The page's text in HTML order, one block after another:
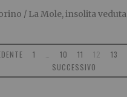
/ La Mole, insolita veduta
1 10 11 12 13
SUCCESSIVO